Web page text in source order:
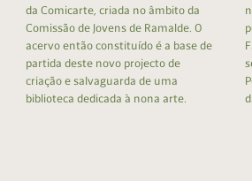
da Comicarte, criada no âmbito da
Comissão de Jovens de Ramalde. O
acervo então constituído é a base de
partida deste novo projecto de
criação e salvaguarda de uma
biblioteca dedicada à nona arte.